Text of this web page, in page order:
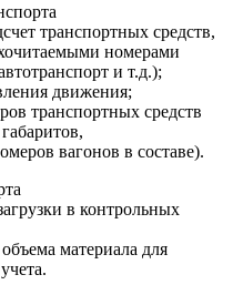
транспортных средств,
номерами
и т.д.);
движения;
транспортных средств
вагонов в составе).
в контрольных
материала для